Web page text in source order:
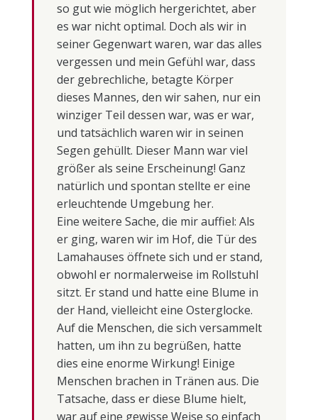
so gut wie möglich hergerichtet, aber
es war nicht optimal. Doch als wir in
seiner Gegenwart waren, war das alles
vergessen und mein Gefühl war, dass
der gebrechliche, betagte Körper
dieses Mannes, den wir sahen, nur ein
winziger Teil dessen war, was er war,
und tatsächlich waren wir in seinen
Segen gehüllt. Dieser Mann war viel
größer als seine Erscheinung! Ganz
natürlich und spontan stellte er eine
erleuchtende Umgebung her.
Eine weitere Sache, die mir auffiel: Als
er ging, waren wir im Hof, die Tür des
Lamahauses öffnete sich und er stand,
obwohl er normalerweise im Rollstuhl
sitzt. Er stand und hatte eine Blume in
der Hand, vielleicht eine Osterglocke.
Auf die Menschen, die sich versammelt
hatten, um ihn zu begrüßen, hatte
dies eine enorme Wirkung! Einige
Menschen brachen in Tränen aus. Die
Tatsache, dass er diese Blume hielt,
war auf eine gewisse Weise so einfach